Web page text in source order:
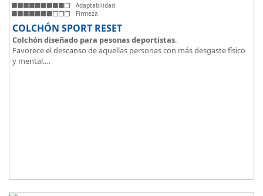
Adaptabilidad
Firmeza
COLCHÓN SPORT RESET
Colchón diseñado para pesonas deportistas.
Favorece el descanso de aquellas personas con más desgaste físico
y mental.